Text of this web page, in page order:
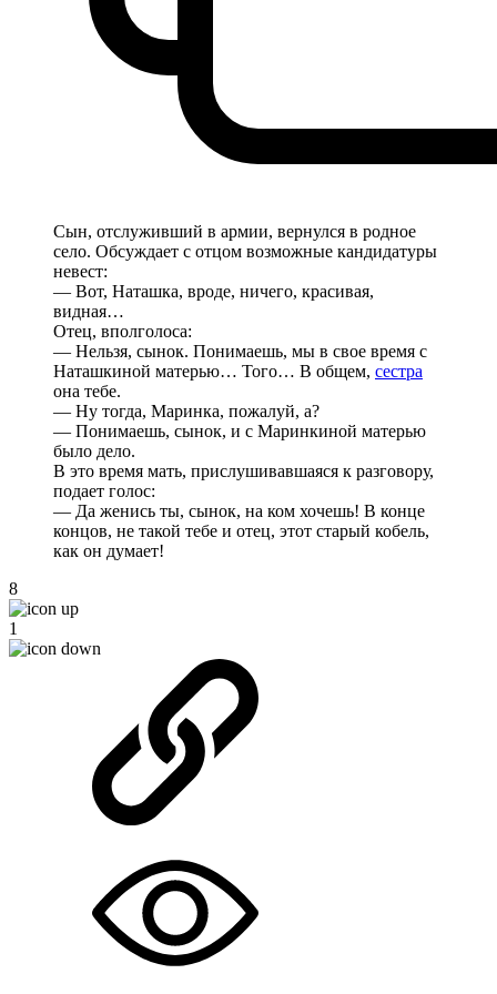
Сын, отслуживший в армии, вернулся в родное
село. Обсуждает с отцом возможные кандидатуры
невест:
— Вот, Наташка, вроде, ничего, красивая,
видная…
Отец, вполголоса:
— Нельзя, сынок. Понимаешь, мы в свое время с
Наташкиной матерью… Того… В общем, сестра
она тебе.
— Ну тогда, Маринка, пожалуй, а?
— Понимаешь, сынок, и с Маринкиной матерью
было дело.
В это время мать, прислушивавшаяся к разговору,
подает голос:
— Да женись ты, сынок, на ком хочешь! В конце
концов, не такой тебе и отец, этот старый кобель,
как он думает!
8
1